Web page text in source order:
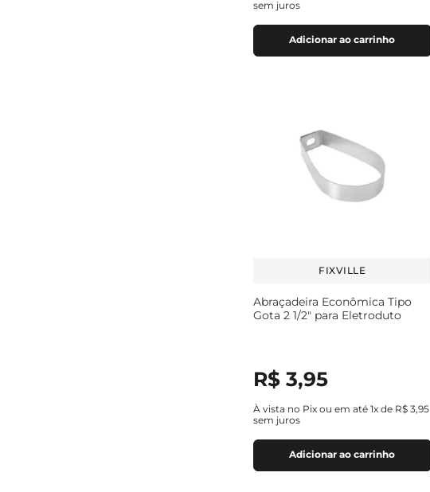
sem juros
Adicionar ao carrinho
FIXVILLE
Abraçadeira Econômica Tipo
Gota 2 1/2" para Eletroduto
R$ 3,95
À vista no Pix ou em até 1x de R$ 3,95
sem juros
Adicionar ao carrinho